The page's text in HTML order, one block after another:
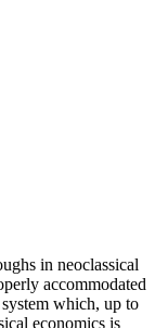
in neoclassical
accommodated
which, up to
economics is